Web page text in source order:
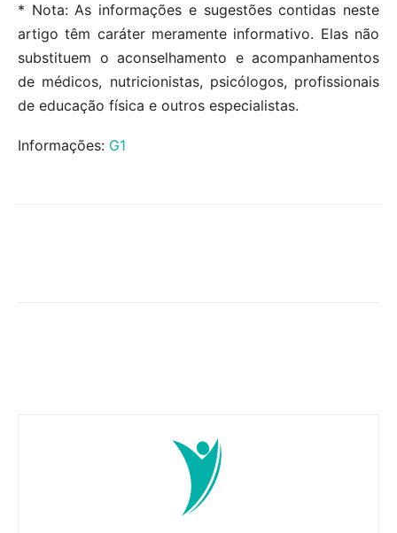
* Nota: As informações e sugestões contidas neste
artigo têm caráter meramente informativo. Elas não
substituem o aconselhamento e acompanhamentos
de médicos, nutricionistas, psicólogos, profissionais
de educação física e outros especialistas.
Informações: G1